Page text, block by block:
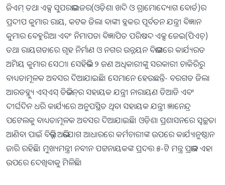
ଜିଏମ୍‌ ତଥା ଏକ୍ସ ସୁପରଭାଇଜର(ଓଡ଼ିଶା ଖଦି ଓ ଗ୍ରାମୋଦ୍ୟୋଗ ବୋର୍ଡ)ର
ପ୍ରଦୀପ କୁମାର ରାୟ, କଟକ ଜିଲା ବାଙ୍କୀ ବ୍ଲକର ପୂର୍ବତନ ଯନ୍ତ୍ରୀ ବିଜ୍ଞାନ
କୁମାର ବେହୁରିଆ ଏବଂ ନିମାପଡା ବିଜ୍ଞାପିତ ପରିଷଦ ଏକ୍ସ ଜେଇ(ପିଏଚ୍‌)
ତଥା ରାୟଗଡାରେ ଗୃହ ନିର୍ମାଣ ଓ ନଗର ଉନ୍ନୟନ ବିଭାଗରେ କାର୍ଯ୍ୟରତ
ଅମିୟ କୁମାର ସେଠୀ। ସେହିଭଳି ୨ ଜଣ ଅଧିକାରୀଙ୍କୁ ସରକାରୀ ଚାକିରିରୁ
ବାଧ୍ୟତାମୂଳକ ଅବସର ଦିଆଯାଇଛି। ସେମାନେ ହେଉଛନ୍ତି- ବରଗଡ ଜିଲା
ଆରଡବ୍ଲ୍ୟୁ ଏସ୍‌ଏସ୍‌ ଡିଭିଜନ୍‌ର ସହାୟକ ଯନ୍ତ୍ରୀ ନାରାୟଣ ତିଆଡି ଏବଂ
ଦୀର୍ଘଦିନ ଧରି କାର୍ଯ୍ୟରେ ଅନୁପସ୍ଥିତ ଥିବା ସହାୟକ ଯନ୍ତ୍ରୀ ଜ୍ଞାନେନ୍ଦ୍ର
ପଟେଲକୁ ବାଧ୍ୟତାମୂଳକ ଅବସର ଦିଆଯାଇଛି। ଓଡ଼ିଶା ପ୍ରଶାସନରେ ସ୍ବଚ୍ଛତା
ଆଣିବା ପାଇଁ ବିଭିନ୍ନ ଅଭିଯୋଗ ଆଧାରରେ କର୍ମଚାରୀଙ୍କ ଉପରେ କାର୍ଯ୍ୟାନୁଷ୍ଠାନ
ଜାରି ରହିଛି। ମୁଖ୍ୟମନ୍ତ୍ରୀ ନବୀନ ପଟ୍ଟନାୟକଙ୍କ ପ୍ରଦତ୍ତ ୫-ଟି ମନ୍ତ୍ର ପ୍ରଭାବ ଏହା
ଉପରେ ଦେଖିବାକୁ ମିଳିଛି।